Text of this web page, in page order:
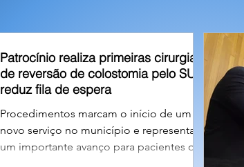
Patrocínio realiza primeiras cirurgias
de reversão de colostomia pelo SUS e
reduz fila de espera
Procedimentos marcam o início de um
novo serviço no município e representam
um importante avanço para pacientes que